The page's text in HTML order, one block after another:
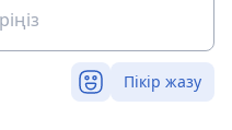
Пікір жазу